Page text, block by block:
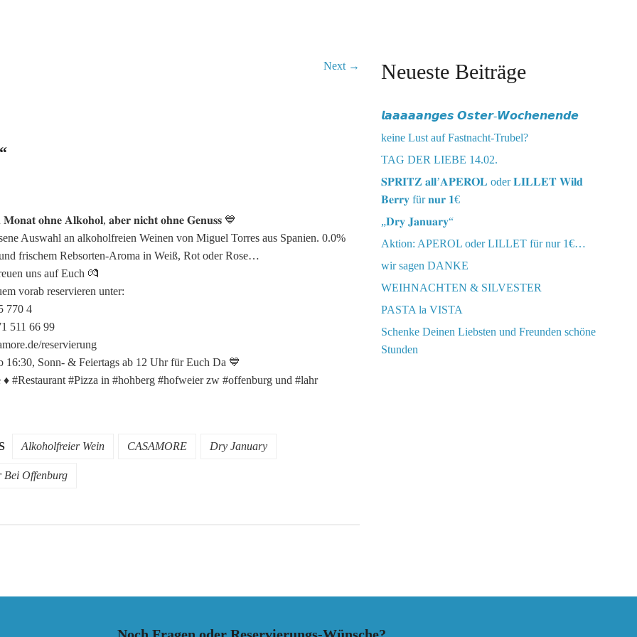
Next →
𝐨𝐡𝐧𝐞 𝐀𝐥𝐤𝐨𝐡𝐨𝐥, 𝐚𝐛𝐞𝐫 𝐧𝐢𝐜𝐡𝐭 𝐨𝐡𝐧𝐞 𝐆𝐞𝐧𝐮𝐬𝐬 💙
Auswahl an alkoholfreien Weinen von Miguel Torres aus Spanien. 0.0%
frischem Rebsorten-Aroma in Weiß, Rot oder Rose…
uns auf Euch 💏
vorab reservieren unter:
770 4
511 66 99
reservierung
16:30, Sonn- & Feiertags ab 12 Uhr für Euch Da 💙
#Restaurant #Pizza in #hohberg #hofweier zw #offenburg und #lahr
Alkoholfreier Wein CASAMORE Dry January
Bei Offenburg
Neueste Beiträge
𝙡𝙖𝙖𝙖𝙖𝙖𝙣𝙜𝙚𝙨 𝙊𝙨𝙩𝙚𝙧-𝙒𝙤𝙘𝙝𝙚𝙣𝙚𝙣𝙙𝙚
keine Lust auf Fastnacht-Trubel?
TAG DER LIEBE 14.02.
𝐒𝐏𝐑𝐈𝐓𝐙 𝐚𝐥𝐥’𝐀𝐏𝐄𝐑𝐎𝐋 oder 𝐋𝐈𝐋𝐋𝐄𝐓 𝐖𝐢𝐥𝐝
𝐁𝐞𝐫𝐫𝐲 für 𝐧𝐮𝐫 𝟏€
„𝐃𝐫𝐲 𝐉𝐚𝐧𝐮𝐚𝐫𝐲“
Aktion: APEROL oder LILLET für nur 1€…
wir sagen DANKE
WEIHNACHTEN & SILVESTER
PASTA la VISTA
Schenke Deinen Liebsten und Freunden schöne
Stunden